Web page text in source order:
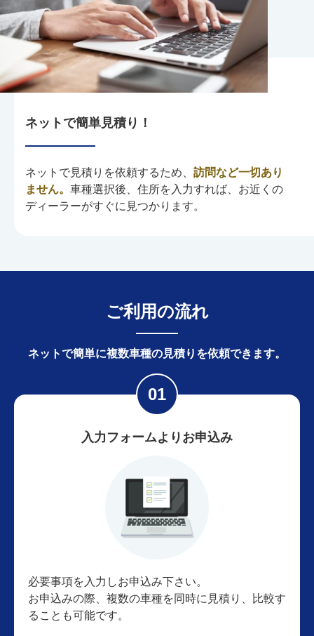
ネットで簡単見積り！
ネットで見積りを依頼するため、 訪問など一切あり
ません。 車種選択後、住所を入力すれば、お近くの
ディーラーがすぐに見つかります。
ご利用の流れ
ネットで簡単に複数車種の見積りを依頼できます。
入力フォームよりお申込み
必要事項を入力しお申込み下さい。
お申込みの際、複数の車種を同時に見積り、比較す
ることも可能です。